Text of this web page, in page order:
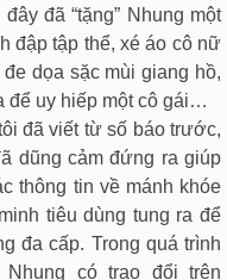
đã “tặng” Nhung một
đập tập thể, xé áo cô nữ
dọa sặc mùi giang hồ,
để uy hiếp một cô gái…
đã viết từ số báo trước,
dũng cảm đứng ra giúp
thông tin về mánh khóe
tiêu dùng tung ra để
đa cấp. Trong quá trình
có trao đổi trên